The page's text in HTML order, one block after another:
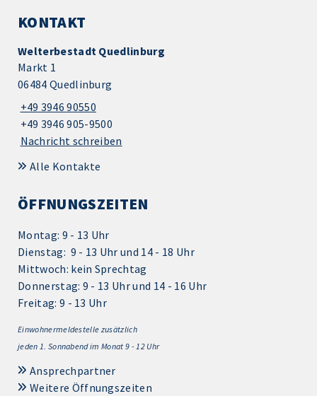
KONTAKT
Welterbestadt Quedlinburg
Markt 1
06484 Quedlinburg
+49 3946 90550
+49 3946 905-9500
Nachricht schreiben
Alle Kontakte
ÖFFNUNGSZEITEN
Montag: 9 - 13 Uhr
Dienstag: 9 - 13 Uhr und 14 - 18 Uhr
Mittwoch: kein Sprechtag
Donnerstag: 9 - 13 Uhr und 14 - 16 Uhr
Freitag: 9 - 13 Uhr
Einwohnermeldestelle zusätzlich
jeden 1. Sonnabend im Monat 9 - 12 Uhr
Ansprechpartner
Weitere Öffnungszeiten